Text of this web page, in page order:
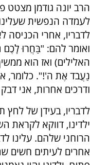
הרב יונה גודמן מצטט
לעמדה הנפשית
לדבריו, אחרי
ואומר להם: "בַּחֲרוּ
האלילים) ואז הוא
נַעֲבֹד אֶת ה'!". כלומר,
ודרכים אחרות, אני
לדבריו, בעידן של לחץ
ילדינו, דווקא
הרוחני שלהם. עלינו
אחרים לעיתים חשים